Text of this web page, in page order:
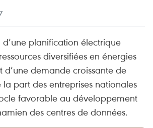
planification électrique
diversifiées en énergies
d’une demande croissante de
part des entreprises nationales
favorable au développement
des centres de données.